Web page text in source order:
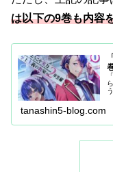
は以下の9巻も内容
tanashin5-blog.com